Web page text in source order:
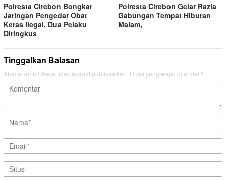
Polresta Cirebon Bongkar
Jaringan Pengedar Obat
Keras Ilegal, Dua Pelaku
Diringkus
Polresta Cirebon Gelar Razia
Gabungan Tempat Hiburan
Malam,
Tinggalkan Balasan
Alamat email Anda tidak akan dipublikasikan. Ruas yang wajib ditandai *